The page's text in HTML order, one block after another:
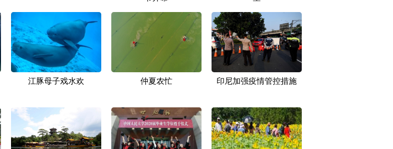
江豚母子戏水欢 仲夏农忙 印尼加强疫情管控措施